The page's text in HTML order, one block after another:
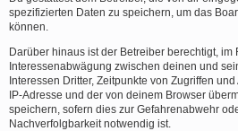
spezifizierten Daten zu speichern, um das
können.
Darüber hinaus ist der Betreiber berechtigt, im
Interessenabwägung zwischen deinen und
Interessen Dritter, Zeitpunkte von Zugriffen
IP-Adresse und der von deinem Browser
speichern, sofern dies zur Gefahrenabwehr
Nachverfolgbarkeit notwendig ist.